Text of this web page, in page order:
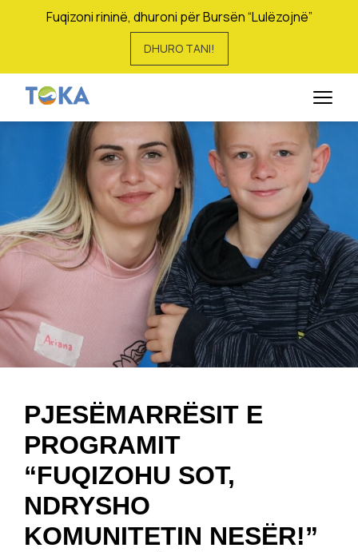
Fuqizoni rininë, dhuroni për Bursën “Lulëzojnë”
DHURO TANI!
PJESËMARRËSIT E
PROGRAMIT
“FUQIZOHU SOT,
NDRYSHO
KOMUNITETIN NESËR!”